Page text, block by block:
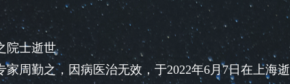
院士逝世
勤之，因病医治无效，于2022年6月7日在上海逝